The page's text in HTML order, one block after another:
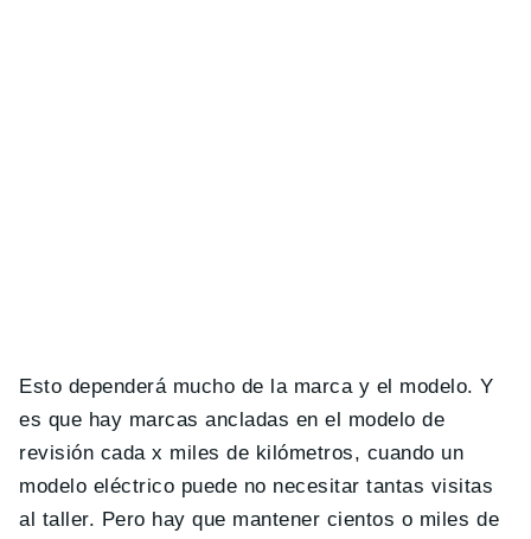
Esto dependerá mucho de la marca y el modelo. Y
es que hay marcas ancladas en el modelo de
revisión cada x miles de kilómetros, cuando un
modelo eléctrico puede no necesitar tantas visitas
al taller. Pero hay que mantener cientos o miles de